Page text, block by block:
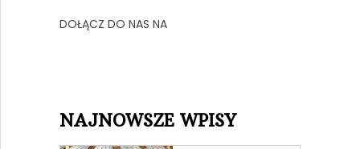
DOŁĄCZ DO NAS NA
NAJNOWSZE WPISY